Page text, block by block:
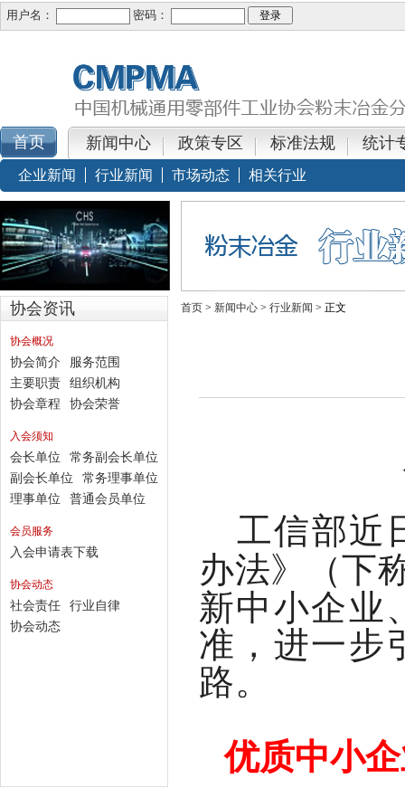
用户名： 密码：
新闻中心 政策专区 标准法规 统计
企业新闻 行业新闻 市场动态 相关行业
协会资讯
协会概况
协会简介
服务范围
主要职责
组织机构
协会章程
协会荣誉
入会须知
会长单位
常务副会长单位
副会长单位
常务理事单位
理事单位
普通会员单位
会员服务
入会申请表下载
协会动态
社会责任
行业自律
协会动态
首页 > 新闻中心 > 行业新闻 > 正文
工信部近
办法》（下
新中小企业
准，进一步
路。
优质中小